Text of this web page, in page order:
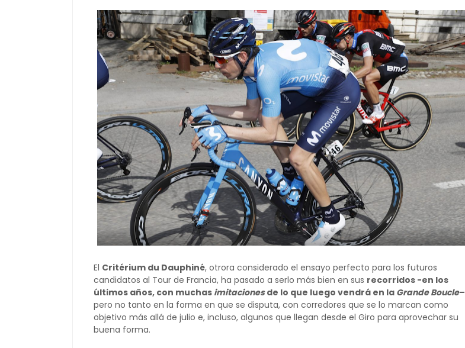
El Critérium du Dauphiné, otrora considerado el ensayo perfecto para los futuros
candidatos al Tour de Francia, ha pasado a serlo más bien en sus recorridos -en los
últimos años, con muchas imitacionesde lo que luego vendrá en la Grande Boucle–
pero no tanto en la forma en que se disputa, con corredores que se lo marcan como
objetivo más allá de julio e, incluso, algunos que llegan desde el Giro para aprovechar su
buena forma.